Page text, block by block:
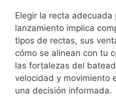
Elegir la recta
lanzamiento implica
tipos de rectas, sus
cómo se alinean con tu
las fortalezas del
velocidad y movimiento
una decisión informada.